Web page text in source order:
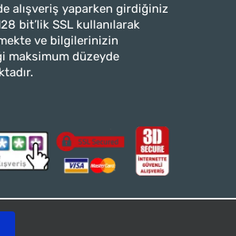
alışveriş yaparken girdiğiniz
bit’lik SSL kullanılarak
ve bilgilerinizin
maksimum düzeyde